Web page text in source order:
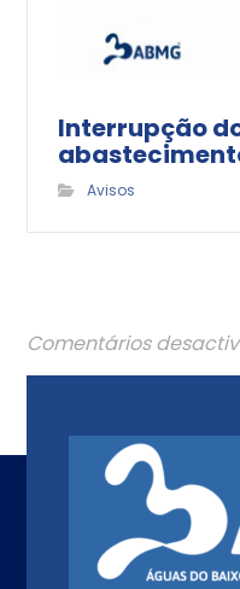
Interrupção
Avisos
Comentários